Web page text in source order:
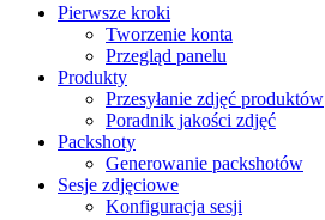
Pierwsze kroki
Tworzenie konta
Przegląd panelu
Produkty
Przesyłanie zdjęć produktów
Poradnik jakości zdjęć
Packshoty
Generowanie packshotów
Sesje zdjęciowe
Konfiguracja sesji